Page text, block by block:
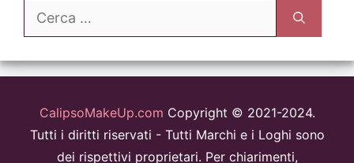
Ricerca
CalipsoMakeUp.com Copyright © 2021-2024.
Tutti i diritti riservati - Tutti Marchi e i Loghi sono
dei rispettivi proprietari. Per chiarimenti,